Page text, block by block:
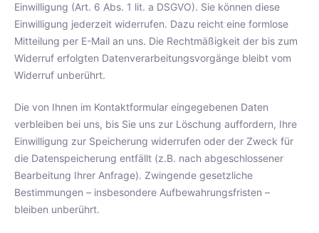
Einwilligung (Art. 6 Abs. 1 lit. a DSGVO). Sie können diese
Einwilligung jederzeit widerrufen. Dazu reicht eine formlose
Mitteilung per E-Mail an uns. Die Rechtmäßigkeit der bis zum
Widerruf erfolgten Datenverarbeitungsvorgänge bleibt vom
Widerruf unberührt.
Die von Ihnen im Kontaktformular eingegebenen Daten
verbleiben bei uns, bis Sie uns zur Löschung auffordern, Ihre
Einwilligung zur Speicherung widerrufen oder der Zweck für
die Datenspeicherung entfällt (z.B. nach abgeschlossener
Bearbeitung Ihrer Anfrage). Zwingende gesetzliche
Bestimmungen – insbesondere Aufbewahrungsfristen –
bleiben unberührt.